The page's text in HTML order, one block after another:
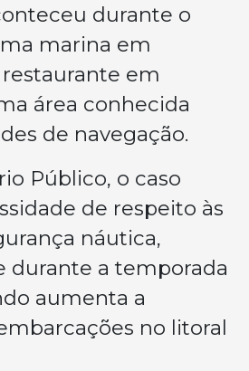
durante o
marina em
em
área conhecida
de navegação.
Público, o caso
de respeito às
náutica,
durante a temporada
aumenta a
no litoral